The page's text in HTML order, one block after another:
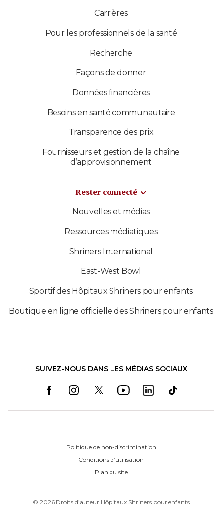
Carrières
Pour les professionnels de la santé
Recherche
Façons de donner
Données financières
Besoins en santé communautaire
Transparence des prix
Fournisseurs et gestion de la chaîne
d’approvisionnement
Rester connecté
Nouvelles et médias
Ressources médiatiques
Shriners International
East-West Bowl
Sportif des Hôpitaux Shriners pour enfants
Boutique en ligne officielle des Shriners pour enfants
SUIVEZ-NOUS DANS LES MÉDIAS SOCIAUX
Politique de non-discrimination
Conditions d’utilisation
Plan du site
© 2026 Droits d’auteur Hôpitaux Shriners pour enfants